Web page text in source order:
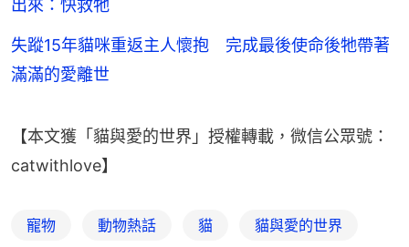
出來：快救牠
失蹤15年貓咪重返主人懷抱 完成最後使命後牠帶著
滿滿的愛離世
【本文獲「貓與愛的世界」授權轉載，微信公眾號：
catwithlove】
寵物 動物熱話 貓 貓與愛的世界